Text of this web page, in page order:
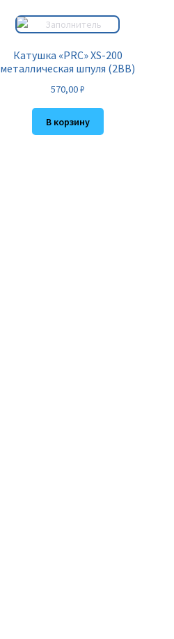
Катушка «PRC» XS-200
металлическая шпуля (2BB)
570,00₽
В корзину